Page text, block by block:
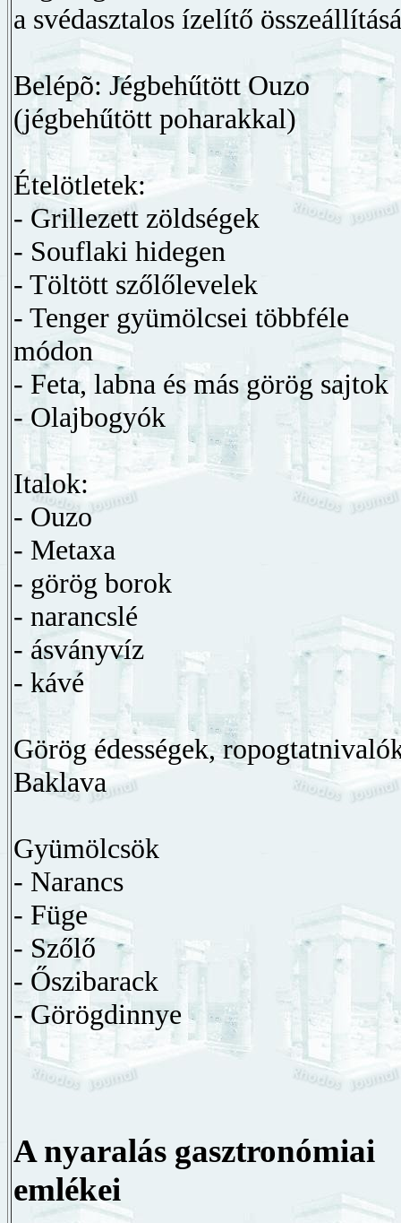
a svédasztalos ízelítő
Belépõ: Jégbehűtött Ouzo
(jégbehűtött poharakkal)
Ételötletek:
- Grillezett zöldségek
- Souflaki hidegen
- Töltött szőlőlevelek
- Tenger gyümölcsei többféle
módon
- Feta, labna és más görög sajtok
- Olajbogyók
Italok:
- Ouzo
- Metaxa
- görög borok
- narancslé
- ásványvíz
- kávé
Görög édességek,
Baklava
Gyümölcsök
- Narancs
- Füge
- Szőlő
- Őszibarack
- Görögdinnye
A nyaralás gasztronómiai
emlékei